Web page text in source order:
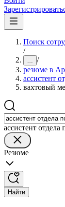
Поиск
/
... /
резюме в
ассистент
вахтовый
ассистент отдела
Резюме
Найти